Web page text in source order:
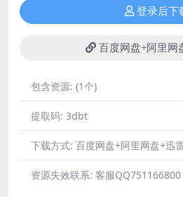
登录后下
百度网盘+阿里网
包含资源: (1个)
提取码: 3dbt
下载方式: 百度网盘+阿里网盘+迅
资源失效联系: 客服QQ751166800